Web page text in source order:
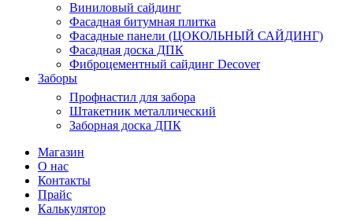
Виниловый сайдинг
Фасадная битумная плитка
Фасадные панели (ЦОКОЛЬНЫЙ САЙДИНГ)
Фасадная доска ДПК
Фиброцементный сайдинг Decover
Заборы
Профнастил для забора
Штакетник металлический
Заборная доска ДПК
Магазин
О нас
Контакты
Прайс
Калькулятор